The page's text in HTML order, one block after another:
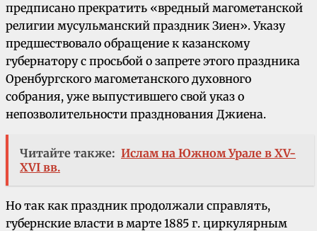
предписано прекратить «вредный магометанской
религии мусульманский праздник Зиен». Указу
предшествовало обращение к казанскому
губернатору с просьбой о запрете этого праздника
Оренбургского магометанского духовного
собрания, уже выпустившего свой указ о
непозволительности празднования Джиена.
Читайте также: Ислам на Южном Урале в XV-
XVI вв.
Но так как праздник продолжали справлять,
губернские власти в марте 1885 г. циркулярным